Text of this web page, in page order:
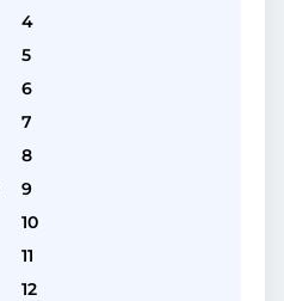
4
5
6
7
8
9
10
11
12